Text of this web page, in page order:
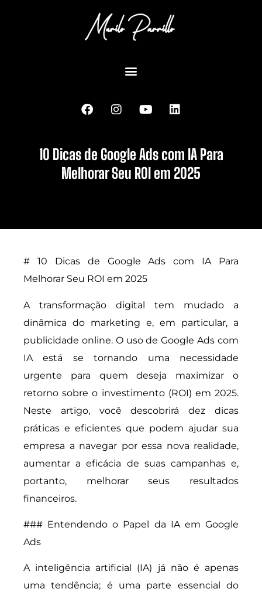
10 Dicas de Google Ads com IA Para
Melhorar Seu ROI em 2025
# 10 Dicas de Google Ads com IA Para
Melhorar Seu ROI em 2025
A transformação digital tem mudado a
dinâmica do marketing e, em particular, a
publicidade online. O uso de Google Ads com
IA está se tornando uma necessidade
urgente para quem deseja maximizar o
retorno sobre o investimento (ROI) em 2025.
Neste artigo, você descobrirá dez dicas
práticas e eficientes que podem ajudar sua
empresa a navegar por essa nova realidade,
aumentar a eficácia de suas campanhas e,
portanto, melhorar seus resultados
financeiros.
### Entendendo o Papel da IA em Google
Ads
A inteligência artificial (IA) já não é apenas
uma tendência; é uma parte essencial do